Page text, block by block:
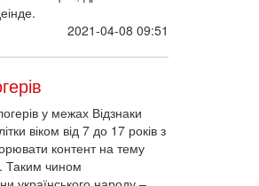
віком від 7 до 17 років з
контент на тему
Таким чином
українського народу –
гри на традиційних